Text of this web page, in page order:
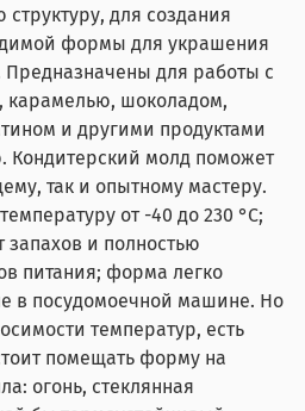
для создания
формы для украшения
Предназначены для работы с
карамелью, шоколадом,
и другими продуктами
Кондитерский молд поможет
так и опытному мастеру.
от -40 до 230 °С;
и полностью
питания; форма легко
в посудомоечной машине. Но
температур, есть
помещать форму на
огонь, стеклянная